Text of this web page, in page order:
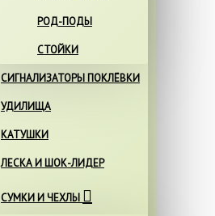
РОД-ПОДЫ
СТОЙКИ
СИГНАЛИЗАТОРЫ ПОКЛЁВКИ
УДИЛИЩА
КАТУШКИ
ЛЕСКА И ШОК-ЛИДЕР
СУМКИ И ЧЕХЛЫ